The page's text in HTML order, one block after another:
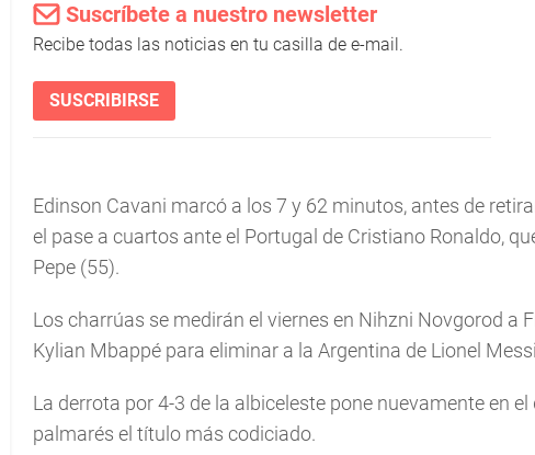
Suscríbete a nuestro newsletter
Recibe todas las noticias en tu casilla de e-mail.
SUSCRIBIRSE
Edinson Cavani marcó a los 7 y 62 minutos, antes de
el pase a cuartos ante el Portugal de Cristiano Ronaldo,
Pepe (55).
Los charrúas se medirán el viernes en Nihzni Novgorod a
Kylian Mbappé para eliminar a la Argentina de Lionel
La derrota por 4-3 de la albiceleste pone nuevamente en
palmarés el título más codiciado.